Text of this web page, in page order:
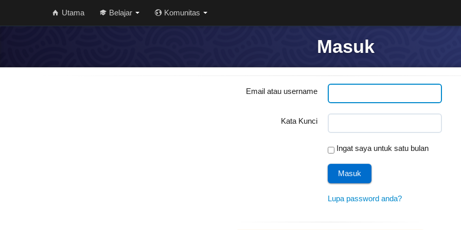
Utama Belajar Komunitas
Masuk
Email atau username
Kata Kunci
Ingat saya untuk satu bulan
Lupa password anda?